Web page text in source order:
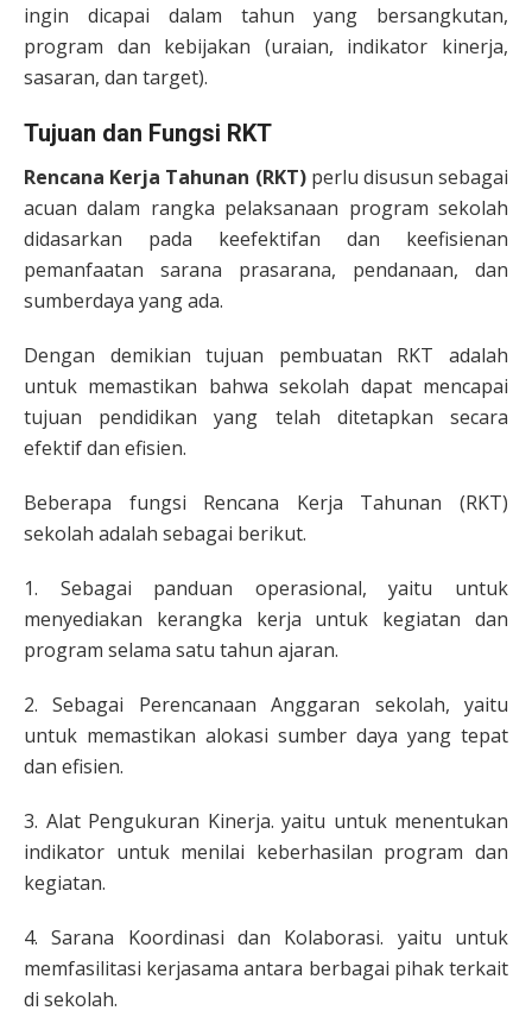
ingin dicapai dalam tahun yang bersangkutan,
program dan kebijakan (uraian, indikator kinerja,
sasaran, dan target).
Tujuan dan Fungsi RKT
Rencana Kerja Tahunan (RKT)perlu disusun sebagai
acuan dalam rangka pelaksanaan program sekolah
didasarkan pada keefektifan dan keefisienan
pemanfaatan sarana prasarana, pendanaan, dan
sumberdaya yang ada.
Dengan demikian tujuan pembuatan RKT adalah
untuk memastikan bahwa sekolah dapat mencapai
tujuan pendidikan yang telah ditetapkan secara
efektif dan efisien.
Beberapa fungsi Rencana Kerja Tahunan (RKT)
sekolah adalah sebagai berikut.
1. Sebagai panduan operasional, yaitu untuk
menyediakan kerangka kerja untuk kegiatan dan
program selama satu tahun ajaran.
2. Sebagai Perencanaan Anggaran sekolah, yaitu
untuk memastikan alokasi sumber daya yang tepat
dan efisien.
3. Alat Pengukuran Kinerja. yaitu untuk menentukan
indikator untuk menilai keberhasilan program dan
kegiatan.
4. Sarana Koordinasi dan Kolaborasi. yaitu untuk
memfasilitasi kerjasama antara berbagai pihak terkait
di sekolah.